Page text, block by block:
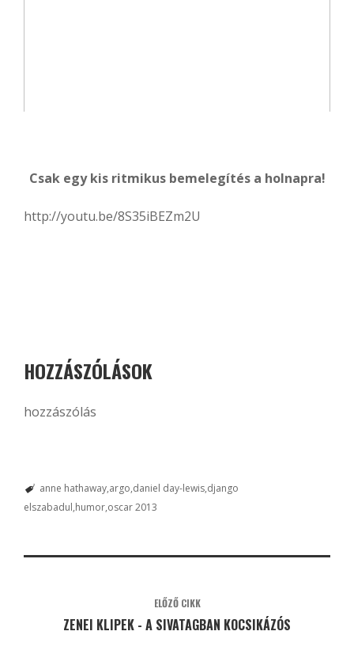
Csak egy kis ritmikus bemelegítés a holnapra!
http://youtu.be/8S35iBEZm2U
HOZZÁSZÓLÁSOK
hozzászólás
anne hathaway argo daniel day-lewis django
elszabadul humor oscar 2013
ELŐZŐ CIKK
ZENEI KLIPEK - A SIVATAGBAN KOCSIKÁZÓS